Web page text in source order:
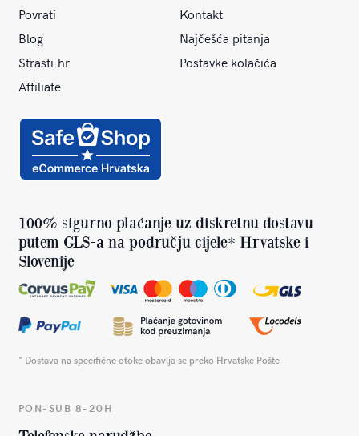
Povrati
Kontakt
Blog
Najčešća pitanja
Strasti.hr
Postavke kolačića
Affiliate
100% sigurno plaćanje uz diskretnu dostavu
putem GLS-a na području cijele* Hrvatske i
Slovenije
* Dostava naspecifične otokeobavlja se preko Hrvatske Pošte
PON-SUB 8-20H